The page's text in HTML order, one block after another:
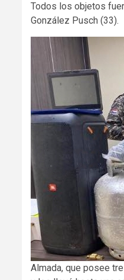
Todos los objetos
González Pusch (33).
Almada, que posee